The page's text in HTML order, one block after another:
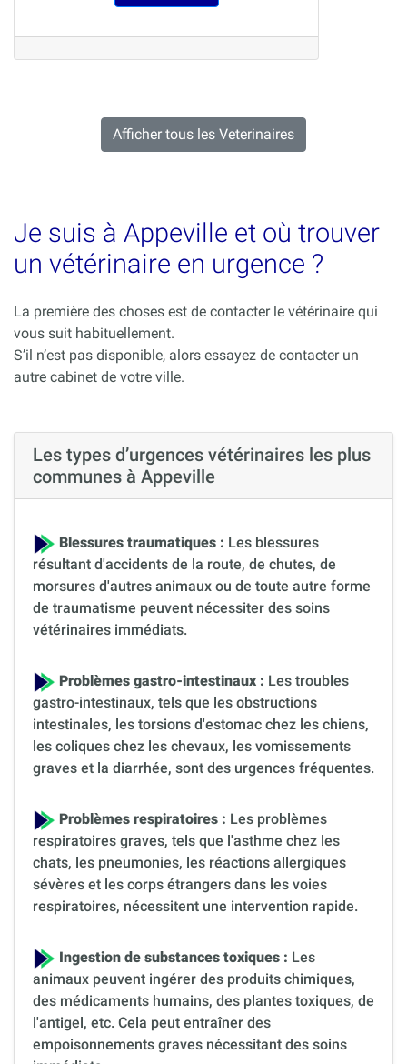
Afficher tous les Veterinaires
Je suis à Appeville et où trouver
un vétérinaire en urgence ?
La première des choses est de contacter le vétérinaire qui
vous suit habituellement.
S’il n’est pas disponible, alors essayez de contacter un
autre cabinet de votre ville.
Les types d’urgences vétérinaires les plus
communes à Appeville
Blessures traumatiques : Les blessures
résultant d'accidents de la route, de chutes, de
morsures d'autres animaux ou de toute autre forme
de traumatisme peuvent nécessiter des soins
vétérinaires immédiats.
Problèmes gastro-intestinaux : Les troubles
gastro-intestinaux, tels que les obstructions
intestinales, les torsions d'estomac chez les chiens,
les coliques chez les chevaux, les vomissements
graves et la diarrhée, sont des urgences fréquentes.
Problèmes respiratoires : Les problèmes
respiratoires graves, tels que l'asthme chez les
chats, les pneumonies, les réactions allergiques
sévères et les corps étrangers dans les voies
respiratoires, nécessitent une intervention rapide.
Ingestion de substances toxiques : Les
animaux peuvent ingérer des produits chimiques,
des médicaments humains, des plantes toxiques, de
l'antigel, etc. Cela peut entraîner des
empoisonnements graves nécessitant des soins